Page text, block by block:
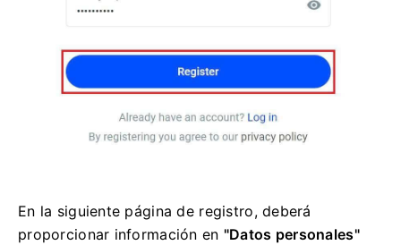
En la siguiente página de registro, deberá
proporcionar información en "Datos personales"